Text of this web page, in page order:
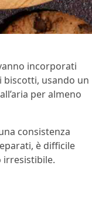
incorporati
biscotti, usando un
per almeno
consistenza
è difficile
irresistibile.